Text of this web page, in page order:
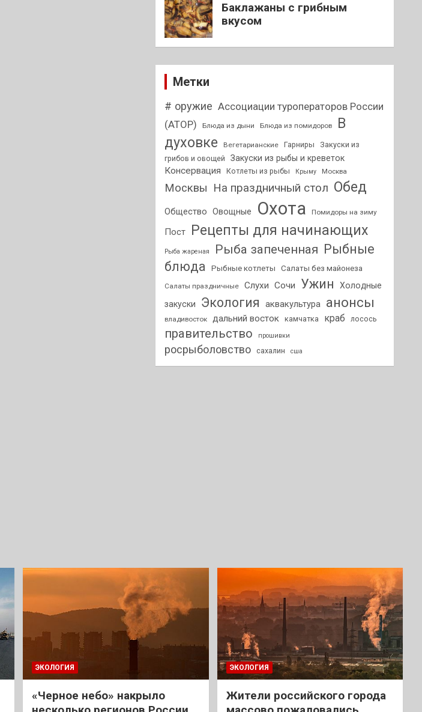
Баклажаны с грибным
вкусом
Метки
# оружие Ассоциации туроператоров России
(АТОР)
Блюда из дыни Блюда из помидоров
В
духовке
Вегетарианские Гарниры
Закуски из
грибов и овощей
Закуски из рыбы и креветок
Консервация Котлеты из рыбы Крыму Москва
Москвы На праздничный стол Обед
Общество Овощные Охота Помидоры на зиму
Пост Рецепты для начинающих
Рыба жареная Рыба запеченная Рыбные
блюда
Рыбные котлеты Салаты без майонеза
Салаты праздничные Слухи Сочи Ужин
Холодные
закуски
Экология аквакультура анонсы
владивосток дальний восток камчатка краб лосось
правительство прошивки
росрыболовство сахалин сша
ЭКОЛОГИЯ
«Черное небо» накрыло
ЭКОЛОГИЯ
Жители российского города